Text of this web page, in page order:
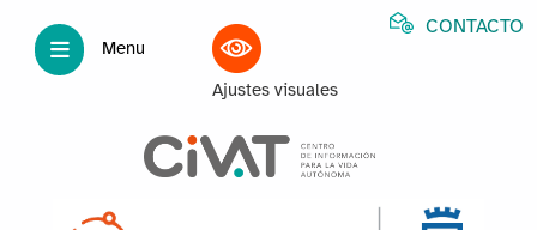
Menu
Ajustes visuales
CONTACTO